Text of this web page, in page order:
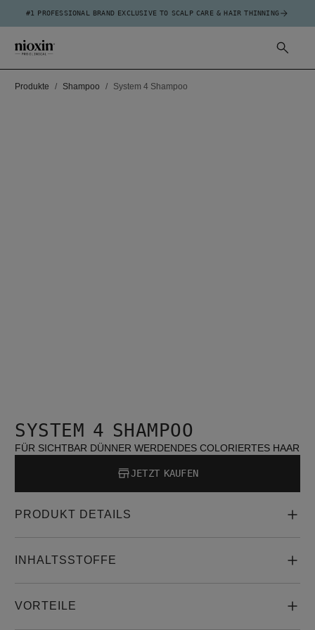
#1 PROFESSIONAL BRAND EXCLUSIVE TO SCALP CARE & HAIR THINNING
Produkte Shampoo System 4 Shampoo
SYSTEM 4 SHAMPOO
FÜR SICHTBAR DÜNNER WERDENDES COLORIERTES HAAR
JETZT KAUFEN
PRODUKT DETAILS
INHALTSSTOFFE
VORTEILE